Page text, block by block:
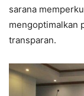
sarana
mengoptimalkan
transparan.